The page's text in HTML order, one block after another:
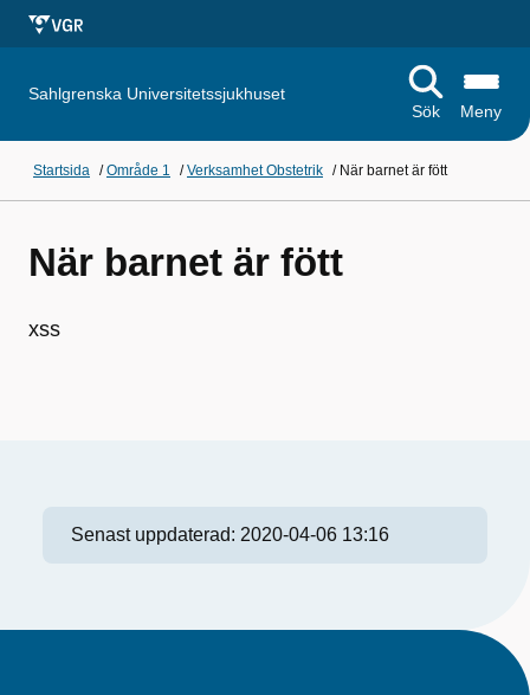
Sahlgrenska Universitetssjukhuset
Sök
Meny
Startsida /Område 1 /Verksamhet Obstetrik / När barnet är fött
När barnet är fött
xss
Senast uppdaterad: 2020-04-06 13:16